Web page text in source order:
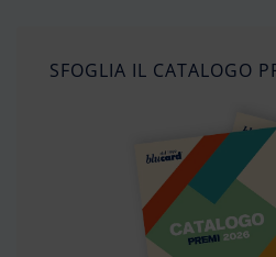
SFOGLIA IL CATALOGO